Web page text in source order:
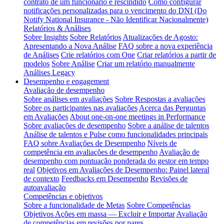
notificações personalizadas para o vencimento do DNI (Do
Notify National Insurance - Não Identificar Nacionalmente)
Relatórios & Análises
Sobre Insights Sobre Relatórios Atualizações de Agosto:
Apresentando a Nova Análise FAQ sobre a nova experiência
de Análises Crie relatórios com One Criar relatórios a partir de
modelos Sobre Análise Criar um relatório manualmente
Análises Legacy
Desempenho e engagement
Avaliação de desempenho
Sobre análises em avaliações Sobre Respostas a avaliações
Sobre os participantes nas avaliações Acerca das Perguntas
em Avaliações About one-on-one meetings in Performance
Sobre avaliações de desempenho Sobre a análise de talentos
Análise de talentos e Pulse como funcionalidades principais
FAQ sobre Avaliações de Desempenho Níveis de
competência em avaliações de desempenho Avaliação de
desempenho com pontuação ponderada do gestor em tempo
real Objetivos em Avaliações de Desempenho: Painel lateral
de contexto Feedbacks em Desempenho Revisões de
autoavaliação
Competências e objetivos
Sobre a funcionalidade de Metas Sobre Competências
Objetivos Ações em massa — Excluir e Importar Avaliação